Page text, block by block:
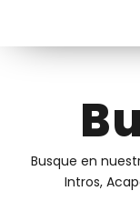
Busque en
Intros,